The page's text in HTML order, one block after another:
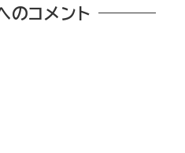
のコメント